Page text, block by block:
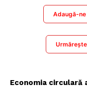
Adaugă-
Urmărește
Economia circulară